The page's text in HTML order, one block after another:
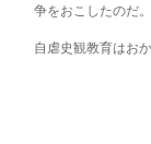
争をおこしたのだ
自虐史観教育はお